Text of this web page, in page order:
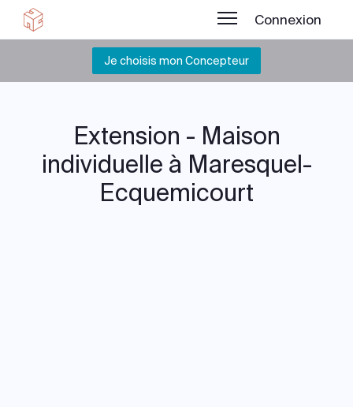
Connexion
Je choisis mon Concepteur
Extension - Maison
individuelle à Maresquel-
Ecquemicourt